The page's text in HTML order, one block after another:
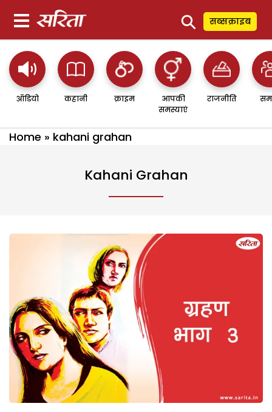
⚲ सब्सक्राइब
ऑडियो कहानी क्राइम
आपकी
समस्याएं
राजनीति
Home » kahani grahan
Kahani Grahan